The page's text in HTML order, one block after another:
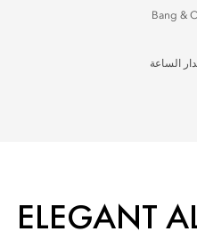
الساعة
ELEGANT